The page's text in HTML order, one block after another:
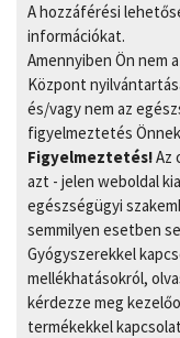
A hozzáférési
információkat.
Amennyiben Ön nem
Központ
és/vagy nem az
figyelmeztetés
Figyelmeztetés!Az
azt - jelen weboldal
egészségügyi
semmilyen esetben
Gyógyszerekkel
mellékhatásokról,
kérdezze meg
termékekkel